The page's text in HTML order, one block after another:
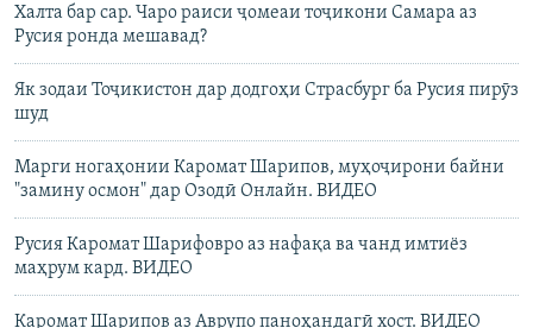
Халта бар сар. Чаро раиси ҷомеаи тоҷикони Самара аз
Русия ронда мешавад?
Як зодаи Тоҷикистон дар додгоҳи Страсбург ба Русия пирӯз
шуд
Марги ногаҳонии Каромат Шарипов, муҳоҷирони байни
"замину осмон" дар Озодӣ Онлайн. ВИДЕО
Русия Каромат Шарифовро аз нафақа ва чанд имтиёз
маҳрум кард. ВИДЕО
Каромат Шарипов аз Аврупо паноҳандагӣ хост. ВИДЕО